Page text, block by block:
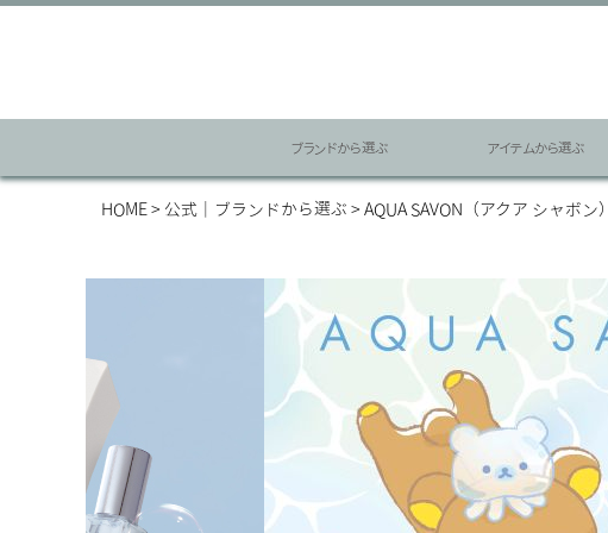
ブランドから選ぶ アイテムから選ぶ
HOME 公式｜ブランドから選ぶ AQUA SAVON（アクア シャボン）